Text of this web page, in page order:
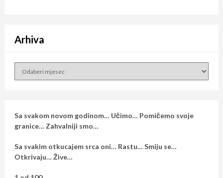
Arhiva
Sa svakom novom godinom… Učimo… Pomičemo svoje
granice… Zahvalniji smo…
Sa svakim otkucajem srca oni… Rastu… Smiju se…
Otkrivaju… Žive…